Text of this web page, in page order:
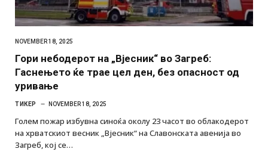
NOVEMBER 18, 2025
Гори небодерот на „Вјесник“ во Загреб:
Гаснењето ќе трае цел ден, без опасност од
уривање
ТИКЕР NOVEMBER 18, 2025
Голем пожар избувна синоќа околу 23 часот во облакодерот
на хрватскиот весник „Вјесник“ на Славонската авенија во
Загреб, кој се…